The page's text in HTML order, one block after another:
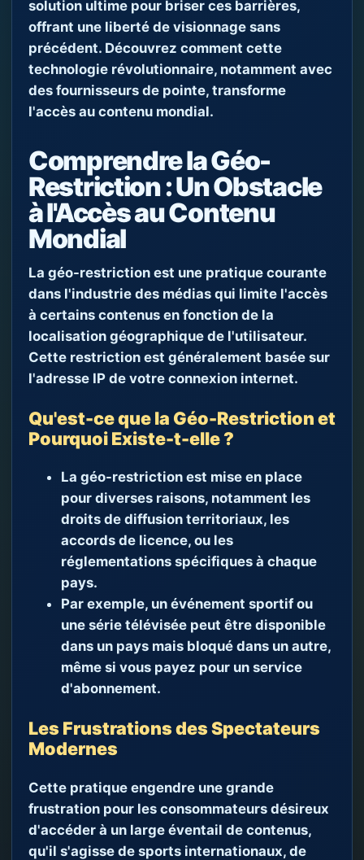
solution ultime pour briser ces barrières,
offrant une liberté de visionnage sans
précédent. Découvrez comment cette
technologie révolutionnaire, notamment avec
des fournisseurs de pointe, transforme
l'accès au contenu mondial.
Comprendre la Géo-
Restriction : Un Obstacle
à l'Accès au Contenu
Mondial
La géo-restriction est une pratique courante
dans l'industrie des médias qui limite l'accès
à certains contenus en fonction de la
localisation géographique de l'utilisateur.
Cette restriction est généralement basée sur
l'adresse IP de votre connexion internet.
Qu'est-ce que la Géo-Restriction et
Pourquoi Existe-t-elle ?
La géo-restriction est mise en place
pour diverses raisons, notamment les
droits de diffusion territoriaux, les
accords de licence, ou les
réglementations spécifiques à chaque
pays.
Par exemple, un événement sportif ou
une série télévisée peut être disponible
dans un pays mais bloqué dans un autre,
même si vous payez pour un service
d'abonnement.
Les Frustrations des Spectateurs
Modernes
Cette pratique engendre une grande
frustration pour les consommateurs désireux
d'accéder à un large éventail de contenus,
qu'il s'agisse de sports internationaux, de